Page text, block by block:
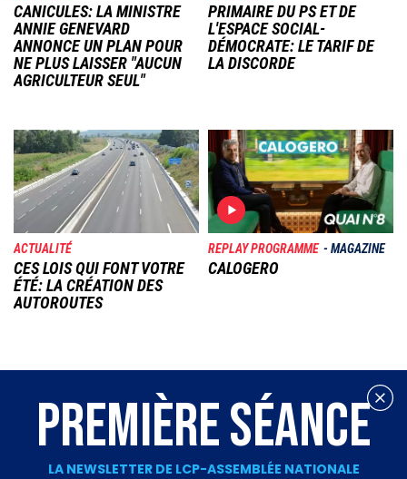
CANICULES: LA MINISTRE
ANNIE GENEVARD
ANNONCE UN PLAN POUR
NE PLUS LAISSER "AUCUN
AGRICULTEUR SEUL"
PRIMAIRE DU PS ET DE
L'ESPACE SOCIAL-
DÉMOCRATE: LE TARIF DE
LA DISCORDE
Image
ACTUALITÉ
CES LOIS QUI FONT VOTRE
ÉTÉ: LA CRÉATION DES
AUTOROUTES
Image
REPLAY PROGRAMME MAGAZINE
CALOGERO
PREMIÈRE SÉANCE
LA NEWSLETTER DE LCP-ASSEMBLÉE NATIONALE